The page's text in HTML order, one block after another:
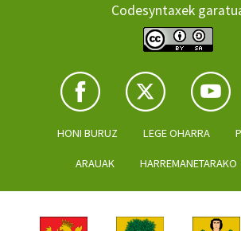
Codesyntaxek
HONI BURUZ LEGE OHARRA
ARAUAK HARREMANETARAKO